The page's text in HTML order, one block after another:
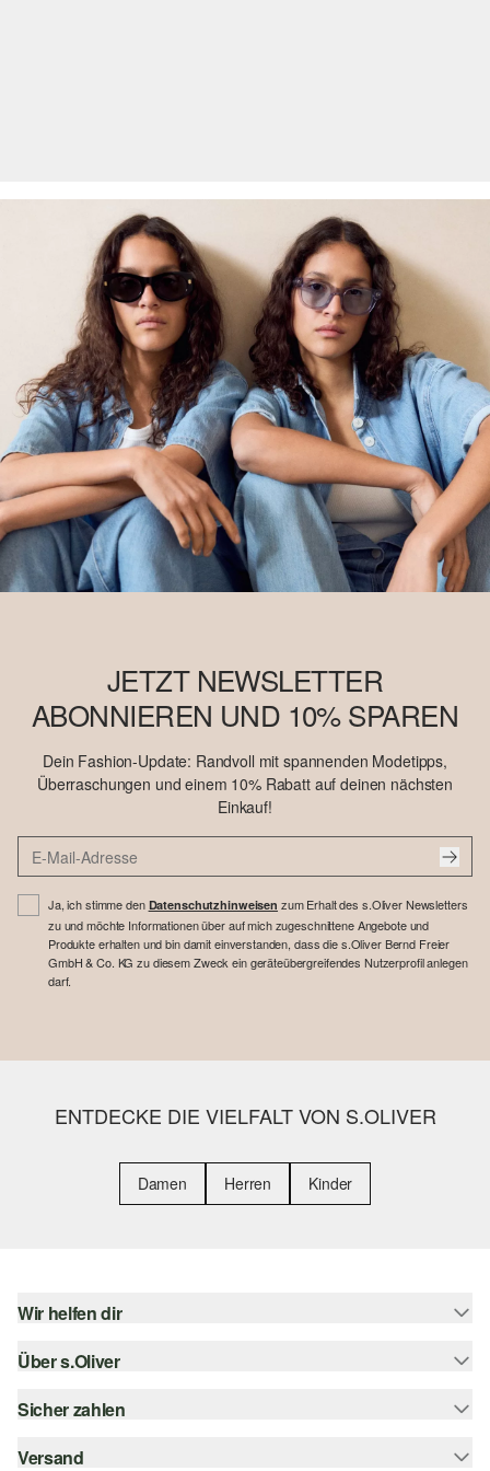
JETZT NEWSLETTER
ABONNIEREN UND 10% SPAREN
Dein Fashion-Update: Randvoll mit spannenden Modetipps,
Überraschungen und einem 10% Rabatt auf deinen nächsten
Einkauf!
Ja, ich stimme den Datenschutzhinweisen zum Erhalt des s.Oliver Newsletters
zu und möchte Informationen über auf mich zugeschnittene Angebote und
Produkte erhalten und bin damit einverstanden, dass die s.Oliver Bernd Freier
GmbH & Co. KG zu diesem Zweck ein geräteübergreifendes Nutzerprofil anlegen
darf.
ENTDECKE DIE VIELFALT VON S.OLIVER
Damen Herren Kinder
Wir helfen dir
Hilfe & FAQ
Größenberatung
Über s.Oliver
Newsletter
s.Oliver Card
Sicher zahlen
Rechnung
Versand